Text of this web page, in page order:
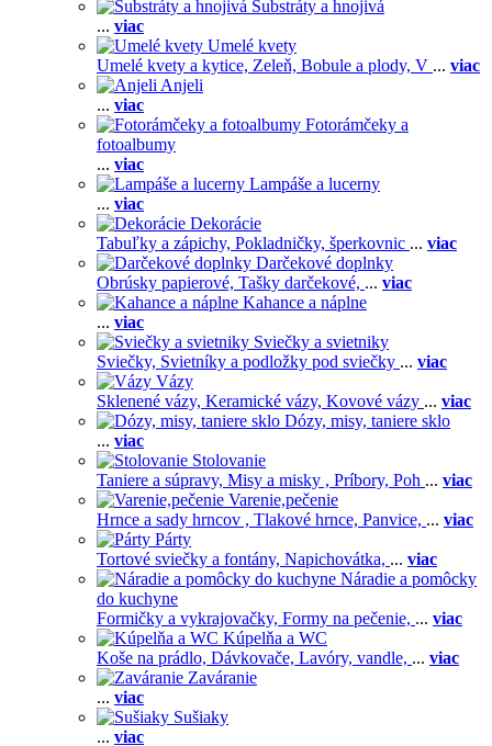
Substráty a hnojivá
... viac
Umelé kvety
Umelé kvety a kytice, Zeleň, Bobule a plody, V ... viac
Anjeli
... viac
Fotorámčeky a
fotoalbumy
... viac
Lampáše a lucerny
... viac
Dekorácie
Tabuľky a zápichy, Pokladničky, šperkovnic ... viac
Darčekové doplnky
Obrúsky papierové, Tašky darčekové, ... viac
Kahance a náplne
... viac
Sviečky a svietniky
Sviečky, Svietníky a podložky pod sviečky ... viac
Vázy
Sklenené vázy, Keramické vázy, Kovové vázy ... viac
Dózy, misy, taniere sklo
... viac
Stolovanie
Taniere a súpravy, Misy a misky , Príbory, Poh ... viac
Varenie,pečenie
Hrnce a sady hrncov , Tlakové hrnce, Panvice, ... viac
Párty
Tortové sviečky a fontány, Napichovátka, ... viac
Náradie a pomôcky
do kuchyne
Formičky a vykrajovačky, Formy na pečenie, ... viac
Kúpelňa a WC
Koše na prádlo, Dávkovače, Lavóry, vandle, ... viac
Zaváranie
... viac
Sušiaky
... viac